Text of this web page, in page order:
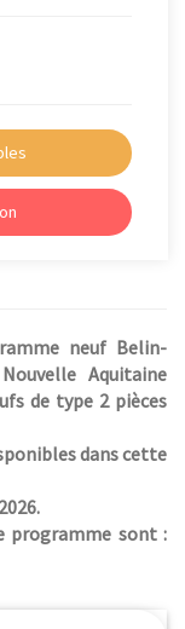
neuf Belin-
Aquitaine
de type 2 pièces
dans cette
programme sont :